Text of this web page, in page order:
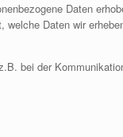
Daten
Daten wir
bei der